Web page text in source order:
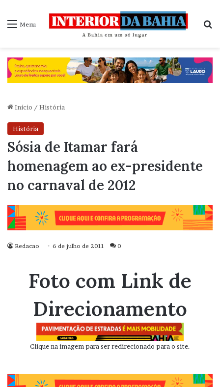
Menu
Início / História
História
Sósia de Itamar fará
homenagem ao ex-presidente
no carnaval de 2012
Redacao 6 de julho de 2011 0
Foto com Link de
Direcionamento
Clique na imagem para ser redirecionado para o site.